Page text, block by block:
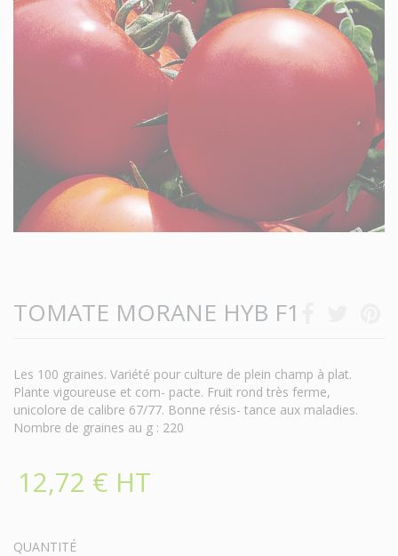
TOMATE MORANE HYB F1
Les 100 graines. Variété pour culture de plein champ à plat.
Plante vigoureuse et com- pacte. Fruit rond très ferme,
unicolore de calibre 67/77. Bonne résis- tance aux maladies.
Nombre de graines au g : 220
12,72 € HT
QUANTITÉ